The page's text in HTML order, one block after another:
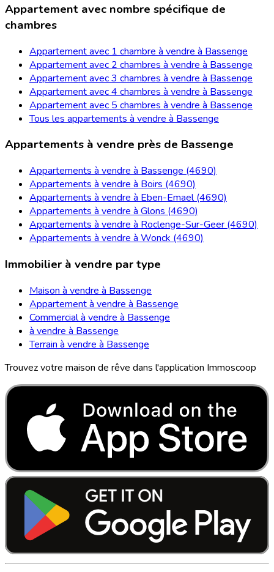
Appartement avec nombre spécifique de
chambres
Appartement avec 1 chambre à vendre à Bassenge
Appartement avec 2 chambres à vendre à Bassenge
Appartement avec 3 chambres à vendre à Bassenge
Appartement avec 4 chambres à vendre à Bassenge
Appartement avec 5 chambres à vendre à Bassenge
Tous les appartements à vendre à Bassenge
Appartements à vendre près de Bassenge
Appartements à vendre à Bassenge (4690)
Appartements à vendre à Boirs (4690)
Appartements à vendre à Eben-Emael (4690)
Appartements à vendre à Glons (4690)
Appartements à vendre à Roclenge-Sur-Geer (4690)
Appartements à vendre à Wonck (4690)
Immobilier à vendre par type
Maison à vendre à Bassenge
Appartement à vendre à Bassenge
Commercial à vendre à Bassenge
à vendre à Bassenge
Terrain à vendre à Bassenge
Trouvez votre maison de rêve dans l'application Immoscoop